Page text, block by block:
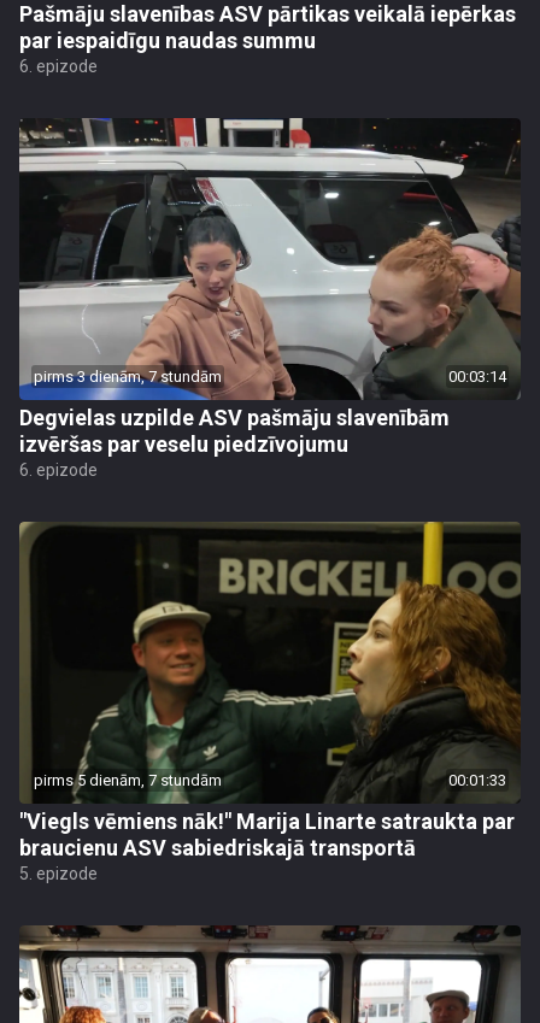
Pašmāju slavenības ASV pārtikas veikalā iepērkas
par iespaidīgu naudas summu
6. epizode
pirms 3 dienām, 7 stundām 00:03:14
Degvielas uzpilde ASV pašmāju slavenībām
izvēršas par veselu piedzīvojumu
6. epizode
pirms 5 dienām, 7 stundām 00:01:33
"Viegls vēmiens nāk!" Marija Linarte satraukta par
braucienu ASV sabiedriskajā transportā
5. epizode